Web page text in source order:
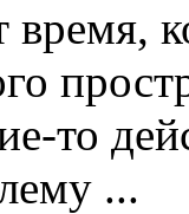
то
...